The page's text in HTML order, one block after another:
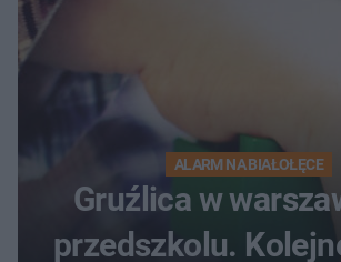
ALARM NA BIAŁOŁĘCE
Gruźlica w
przedszkolu.